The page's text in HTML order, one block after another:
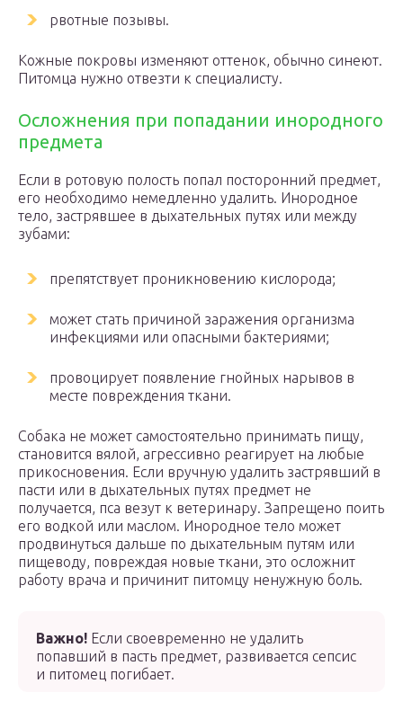
рвотные позывы.
Кожные покровы изменяют оттенок, обычно синеют.
Питомца нужно отвезти к специалисту.
Осложнения при попадании инородного
предмета
Если в ротовую полость попал посторонний предмет,
его необходимо немедленно удалить. Инородное
тело, застрявшее в дыхательных путях или между
зубами:
препятствует проникновению кислорода;
может стать причиной заражения организма
инфекциями или опасными бактериями;
провоцирует появление гнойных нарывов в
месте повреждения ткани.
Собака не может самостоятельно принимать пищу,
становится вялой, агрессивно реагирует на любые
прикосновения. Если вручную удалить застрявший в
пасти или в дыхательных путях предмет не
получается, пса везут к ветеринару. Запрещено поить
его водкой или маслом. Инородное тело может
продвинуться дальше по дыхательным путям или
пищеводу, повреждая новые ткани, это осложнит
работу врача и причинит питомцу ненужную боль.
Важно! Если своевременно не удалить
попавший в пасть предмет, развивается сепсис
и питомец погибает.